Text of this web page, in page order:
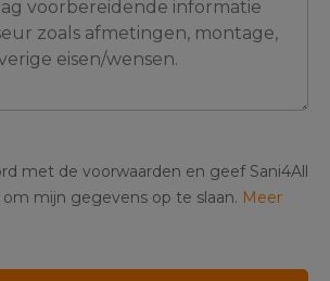
met de voorwaarden en geef Sani4All
mijn gegevens op te slaan. Meer